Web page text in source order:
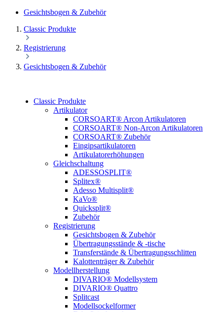
Gesichtsbogen & Zubehör
Classic Produkte
Registrierung
Gesichtsbogen & Zubehör
Classic Produkte
Artikulator
CORSOART® Arcon Artikulatoren
CORSOART® Non-Arcon Artikulatoren
CORSOART® Zubehör
Eingipsartikulatoren
Artikulatorerhöhungen
Gleichschaltung
ADESSOSPLIT®
Splitex®
Adesso Multisplit®
KaVo®
Quicksplit®
Zubehör
Registrierung
Gesichtsbogen & Zubehör
Übertragungsstände & -tische
Transferstände & Übertragungsschlitten
Kalottenträger & Zubehör
Modellherstellung
DIVARIO® Modellsystem
DIVARIO® Quattro
Splitcast
Modellsockelformer